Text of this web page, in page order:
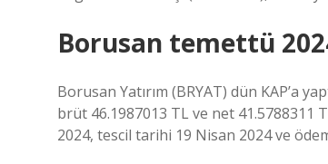
Borusan temettü
Borusan Yatırım (BRYAT) dün KAP’a
brüt 46.1987013 TL ve net 41.5788311
2024, tescil tarihi 19 Nisan 2024 ve